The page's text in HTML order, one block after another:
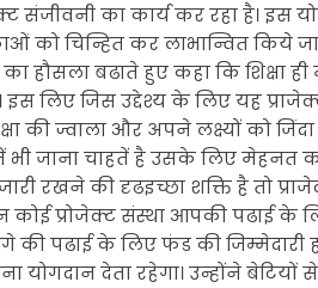
संजीवनी का कार्य कर रहा है।
को चिन्हित कर लाभान्वित किये
हौसला बढाते हुए कहा कि शिक्षा
इस लिए जिस उद्देश्य के लिए यह
की ज्वाला और अपने लक्ष्यों को
जाना चाहतें है उसके लिए मेहनत
रखने की दृढइच्छा शक्ति है तो
कोई प्रोजेक्ट संस्था आपकी पढाई
पढाई के लिए फंड की जिम्मेदारी
योगदान देता रहेगा। उन्होंने